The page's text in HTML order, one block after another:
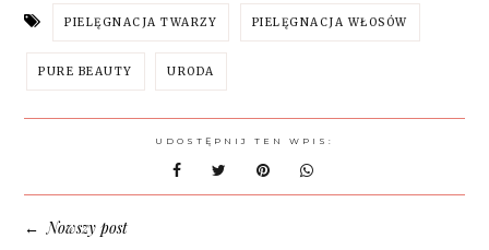
PIELĘGNACJA TWARZY PIELĘGNACJA WŁOSÓW
PURE BEAUTY URODA
UDOSTĘPNIJ TEN WPIS:
←Nowszy post